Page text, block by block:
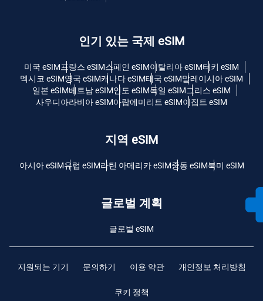
인기 있는 국제 eSIM
미국 eSIM프랑스 eSIM스페인 eSIM이탈리아 eSIM터키 eSIM
멕시코 eSIM영국 eSIM캐나다 eSIM태국 eSIM말레이시아 eSIM
일본 eSIM베트남 eSIM인도 eSIM독일 eSIM그리스 eSIM
사우디아라비아 eSIM아랍에미리트 eSIM이집트 eSIM
지역 eSIM
아시아 eSIM유럽 ​​eSIM라틴 아메리카 eSIM중동 eSIM북미 eSIM
글로벌 계획
글로벌 eSIM
지원되는 기기 문의하기 이용 약관 개인정보 처리방침
쿠키 정책